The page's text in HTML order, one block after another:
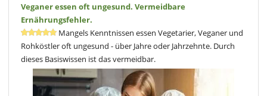
Veganer essen oft ungesund. Vermeidbare
Ernährungsfehler.
Mangels Kenntnissen essen Vegetarier, Veganer und
Rohköstler oft ungesund - über Jahre oder Jahrzehnte. Durch
dieses Basiswissen ist das vermeidbar.